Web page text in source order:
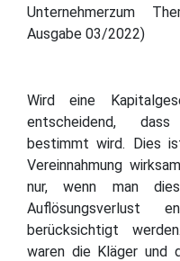
Unternehmerzum
Ausgabe 03/2022)
Wird eine
entscheidend,
bestimmt wird. Dies
Vereinnahmung
nur, wenn man
Auflösungsverlust
berücksichtigt
waren die Kläger und